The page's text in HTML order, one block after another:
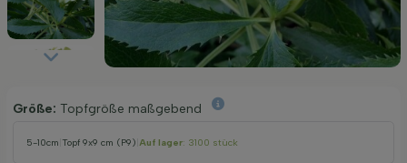
Größe: Topfgröße maßgebend
5-10cm Topf 9x9 cm (P9) Auf lager: 3100 stück